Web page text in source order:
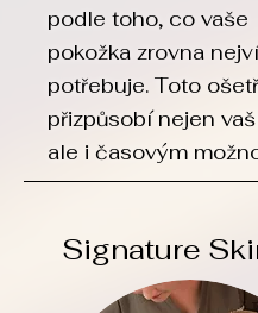
podle toho, co vaše
pokožka zrovna
potřebuje. Toto
přizpůsobí nejen
ale i časovým
Signature